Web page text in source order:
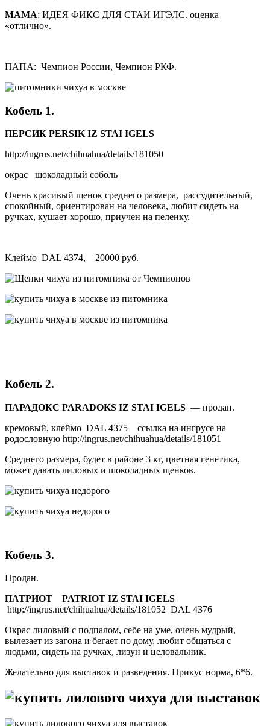
МАМА: ИДЕЯ ФИКС ДЛЯ СТАИ ИГЭЛС. оценка
«отлично».
ПАПА: Чемпион России, Чемпион РКФ.
Кобель 1.
ПЕРСИК PERSIK IZ STAI IGELS
http://ingrus.net/chihuahua/details/181050
окрас шоколадный соболь
Очень красивый щенок среднего размера, рассудительный,
спокойный, ориентирован на человека, любит сидеть на
ручках, кушает хорошо, приучен на пеленку.
Клеймо DAL 4374, 20000 руб.
Кобель 2.
ПАРАДОКС PARADOKS IZ STAI IGELS — продан.
кремовый, клеймо DAL 4375 ссылка на ингрусе на
родословную http://ingrus.net/chihuahua/details/181051
Среднего размера, будет в районе 3 кг, цветная генетика,
может давать лиловых и шоколадных щенков.
Кобель 3.
Продан.
ПАТРИОТ PATRIOT IZ STAI IGELS
http://ingrus.net/chihuahua/details/181052 DAL 4376
Окрас лиловый с подпалом, себе на уме, очень мудрый,
вылезает из загона и бегает по дому, любит общаться с
людьми, сидеть на ручках, лизун и целовальник.
Желательно для выставок и разведения. Прикус норма, 6*6.